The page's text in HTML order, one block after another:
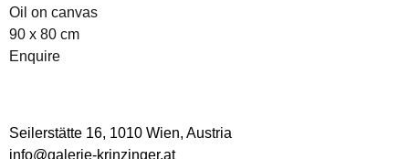
Oil on canvas
90 x 80 cm
Enquire
Seilerstätte 16, 1010 Wien, Austria
info@galerie-krinzinger.at